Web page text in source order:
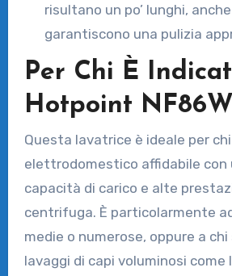
risultano un po’ lunghi,
garantiscono una pulizia
Per Chi È
Hotpoint
Questa lavatrice è ideale per
elettrodomestico affidabile con
capacità di carico e alte
centrifuga. È particolarmente
medie o numerose, oppure a
lavaggi di capi voluminosi come